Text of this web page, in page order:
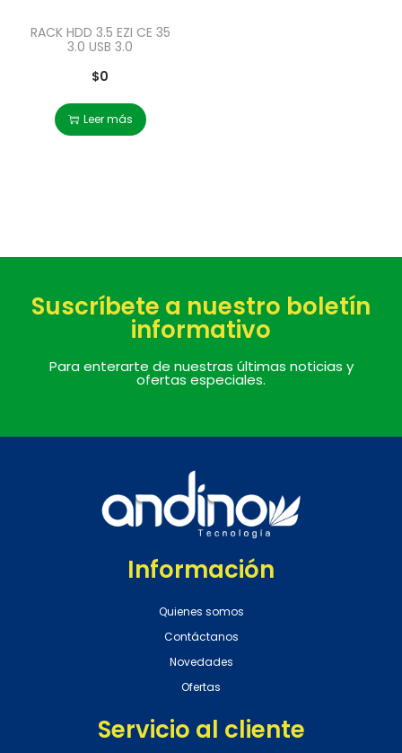
RACK HDD 3.5 EZI CE 35
3.0 USB 3.0
$0
Leer más
Suscríbete a nuestro boletín
informativo
Para enterarte de nuestras últimas noticias y
ofertas especiales.
Información
Quienes somos
Contáctanos
Novedades
Ofertas
Servicio al cliente